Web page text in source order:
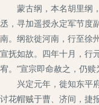
蒙古纲，本名胡里纲，
丞，寻加遥授永定军节度
南。纲欲徙河南，行至徐
宣抚如故。四年十月，行
宥。”宣宗即命赦之，仍赎
兴定元年，徙知东平府
讨花帽贼于曹、济间，捷